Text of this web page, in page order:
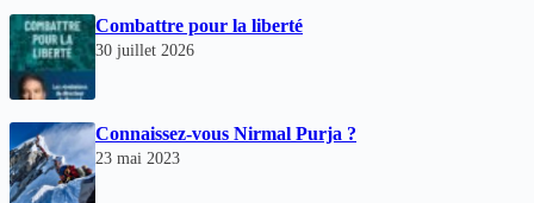
Combattre pour la liberté
30 juillet 2026
Connaissez-vous Nirmal Purja ?
23 mai 2023